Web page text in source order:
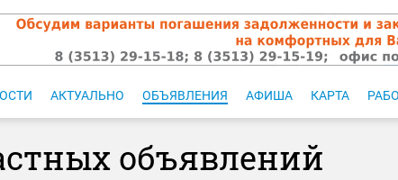
АКТУАЛЬНО ОБЪЯВЛЕНИЯ АФИША КАРТА
объявлений